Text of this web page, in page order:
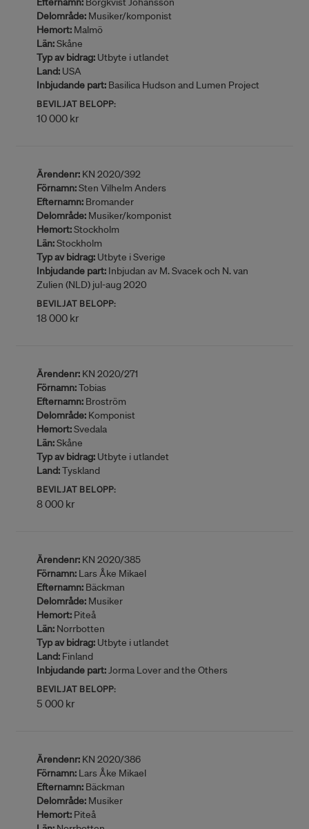
Delområde: Musiker/komponist
Hemort: Malmö
Län:Skåne
Typ av bidrag: Utbyte i utlandet
Land: USA
Inbjudande part: Basilica Hudson and Lumen Project
BEVILJAT BELOPP:
10 000 kr
Ärendenr: KN 2020/392
Förnamn:Sten Vilhelm Anders
Efternamn: Bromander
Delområde: Musiker/komponist
Hemort:Stockholm
Län:Stockholm
Typ av bidrag: Utbyte i Sverige
Inbjudande part: Inbjudan av M. Svacek och N. van
Zulien (NLD) jul-aug 2020
BEVILJAT BELOPP:
18 000 kr
Ärendenr: KN 2020/271
Förnamn:Tobias
Efternamn: Broström
Delområde: Komponist
Hemort:Svedala
Län:Skåne
Typ av bidrag: Utbyte i utlandet
Land:Tyskland
BEVILJAT BELOPP:
8 000 kr
Ärendenr: KN 2020/385
Förnamn: Lars Åke Mikael
Efternamn: Bäckman
Delområde: Musiker
Hemort: Piteå
Län: Norrbotten
Typ av bidrag: Utbyte i utlandet
Land: Finland
Inbjudande part:Jorma Lover and the Others
BEVILJAT BELOPP:
5 000 kr
Ärendenr: KN 2020/386
Förnamn: Lars Åke Mikael
Efternamn: Bäckman
Delområde: Musiker
Hemort: Piteå